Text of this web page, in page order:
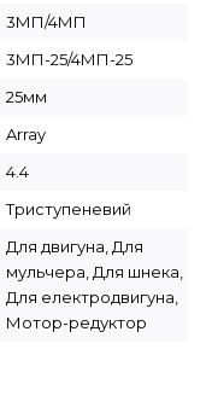
3МП/4МП
3МП-25/4МП-25
25мм
Array
4.4
Триступеневий
Для двигуна, Для
мульчера, Для шнека,
Для електродвигуна,
Мотор-редуктор